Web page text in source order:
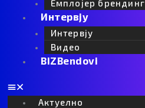
Емплојер брендинг
Интервју
Интервју
Видео
BIZBendovi
Актуелно